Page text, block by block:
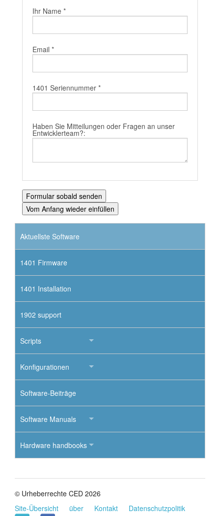
Ihr Name *
Email *
1401 Seriennummer *
Haben Sie Mitteilungen oder Fragen an unser
Entwicklerteam?:
Aktuellste Software
1401 Firmware
1401 Installation
1902 support
Scripts
Konfigurationen
Software-Beiträge
Software Manuals
Hardware handbooks
© Urheberrechte CED 2026
Site-Übersicht
über Kontakt Datenschutzpolitik